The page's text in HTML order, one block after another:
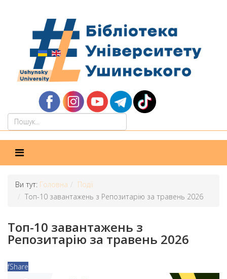
Ви тут: Головна
Події
Топ-10 завантажень з Репозитарію за травень 2026
Топ-10 завантажень з
Репозитарію за травень 2026
fShare